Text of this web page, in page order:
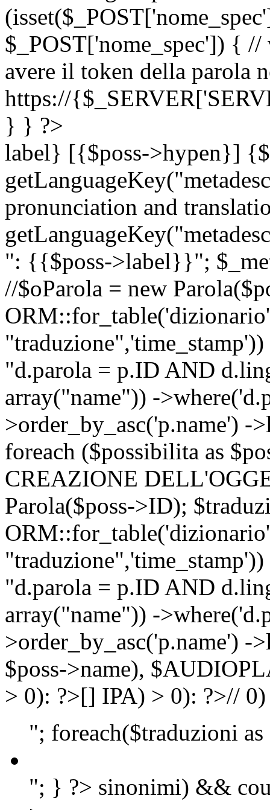
$_POST['nome_spec']) {
avere il token della parola
https://
} } ?>
label} [{$poss->hypen}]
pronunciation and
": {{$poss->label}}";
//$oParola = new
"d.parola = p.ID AND
array("name")) -
>order_by_asc('p.name')
foreach ($possibilita as
CREAZIONE
Parola($poss->ID);
"d.parola = p.ID AND
array("name")) -
>order_by_asc('p.name')
$poss->name),
> 0): ?>[] IPA) > 0): ?>//
"; foreach($traduzioni
"; } ?> sinonimi) &&